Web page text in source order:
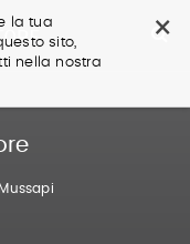
×
la tua
sito,
nella nostra